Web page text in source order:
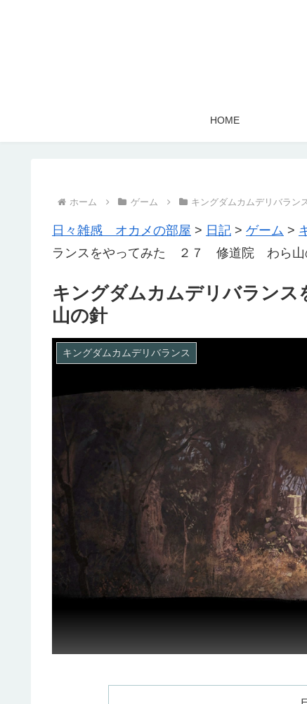
HOME
ホーム ゲーム キングダムカムデリバラン
日々雑感 オカメの部屋 > 日記 > ゲーム >
ランスをやってみた ２７ 修道院 わら山
キングダムカムデリバラン
山の針
キングダムカムデリバランス